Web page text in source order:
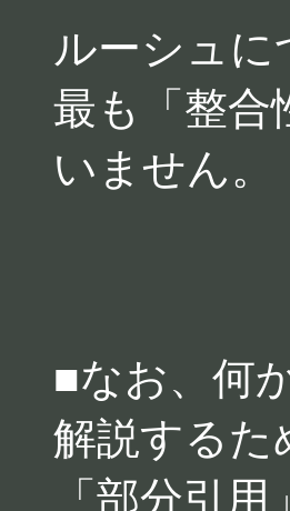
ルーシュに
最も「整合
いません。
■なお、何
解説するた
「部分引